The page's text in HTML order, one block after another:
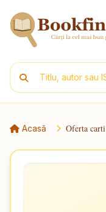
Acasă Oferta carti